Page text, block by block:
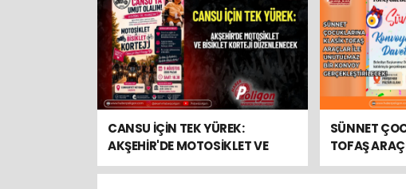
CANSU İÇİN TEK YÜREK:
AKŞEHİR'DE MOTOSİKLET VE
BİSİKLET KORTEJİ
SÜNNET
TOFAŞ